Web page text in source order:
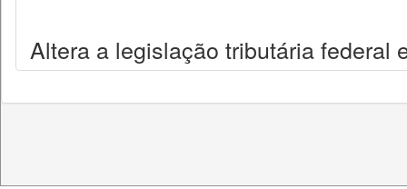
Altera a legislação tributária federal